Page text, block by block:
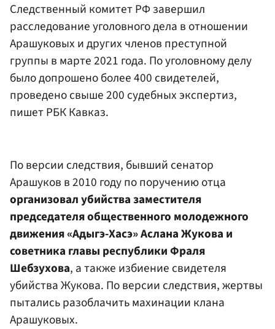
Следственный комитет РФ завершил
расследование уголовного дела в отношении
Арашуковых и других членов преступной
группы в марте 2021 года. По уголовному делу
было допрошено более 400 свидетелей,
проведено свыше 200 судебных экспертиз,
пишет РБК Кавказ.
По версии следствия, бывший сенатор
Арашуков в 2010 году по поручению отца
организовал убийства заместителя
председателя общественного молодежного
движения «Адыгэ-Хасэ» Аслана Жукова и
советника главы республики Фраля
Шебзухова, а также избиение свидетеля
убийства Жукова. По версии следствия, жертвы
пытались разоблачить махинации клана
Арашуковых.